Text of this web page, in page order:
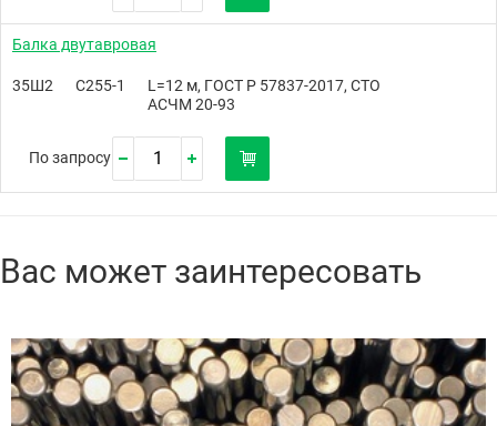
Балка двутавровая
35Ш2 С255-1
L=12 м, ГОСТ Р 57837-2017, СТО
АСЧМ 20-93
По запросу
Вас может заинтересовать